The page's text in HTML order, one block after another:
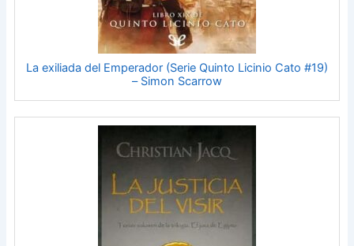
La exiliada del Emperador (Serie Quinto Licinio Cato #19)
– Simon Scarrow